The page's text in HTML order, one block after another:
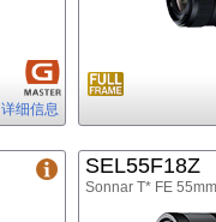
详细信息
SEL55F18Z
Sonnar T* FE